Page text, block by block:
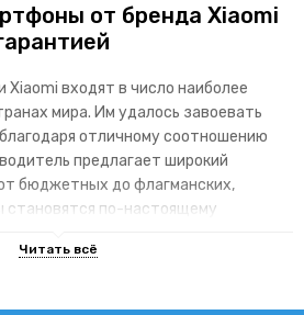
от бренда Xiaomi
входят в число наиболее
мира. Им удалось завоевать
отличному соотношению
предлагает широкий
бюджетных до флагманских,
становятся по-настоящему